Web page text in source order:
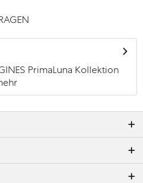
PrimaLuna Kollektion